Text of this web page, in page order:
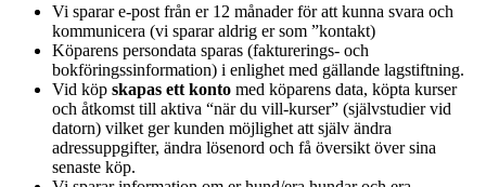
Vi sparar e-post från er 12 månader för att kunna svara och
kommunicera (vi sparar aldrig er som ”kontakt)
Köparens persondata sparas (fakturerings- och
bokföringssinformation) i enlighet med gällande lagstiftning.
Vid köp skapas ett konto med köparens data, köpta kurser
och åtkomst till aktiva “när du vill-kurser” (självstudier vid
datorn) vilket ger kunden möjlighet att själv ändra
adressuppgifter, ändra lösenord och få översikt över sina
senaste köp.